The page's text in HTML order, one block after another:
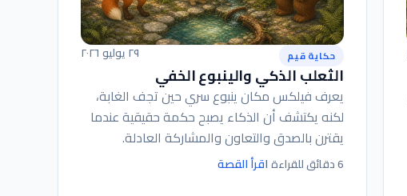
حكاية قيم ٢٩ يوليو ٢٠٢٦
الثعلب الذكي والينبوع الخفي
يعرف فيلكس مكان ينبوع سري حين تجف الغابة،
لكنه يكتشف أن الذكاء يصبح حكمة حقيقية عندما
يقترن بالصدق والتعاون والمشاركة العادلة.
6 دقائق للقراءة اقرأ القصة